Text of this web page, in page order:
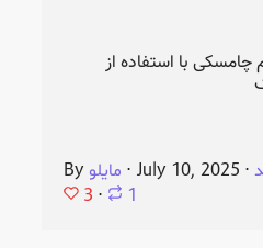
با استفاده از
Byمایلو ⋅ July 10, 2025 ⋅
3 ⋅ 1